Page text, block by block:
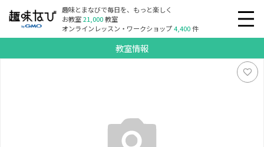
趣味とまなびで毎日を、もっと楽しく
お教室21,000教室
オンラインレッスン・ワークショップ4,400件
教室情報